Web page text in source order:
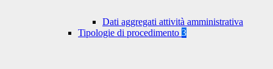
Dati aggregati attività amministrativa
Tipologie di procedimento 3